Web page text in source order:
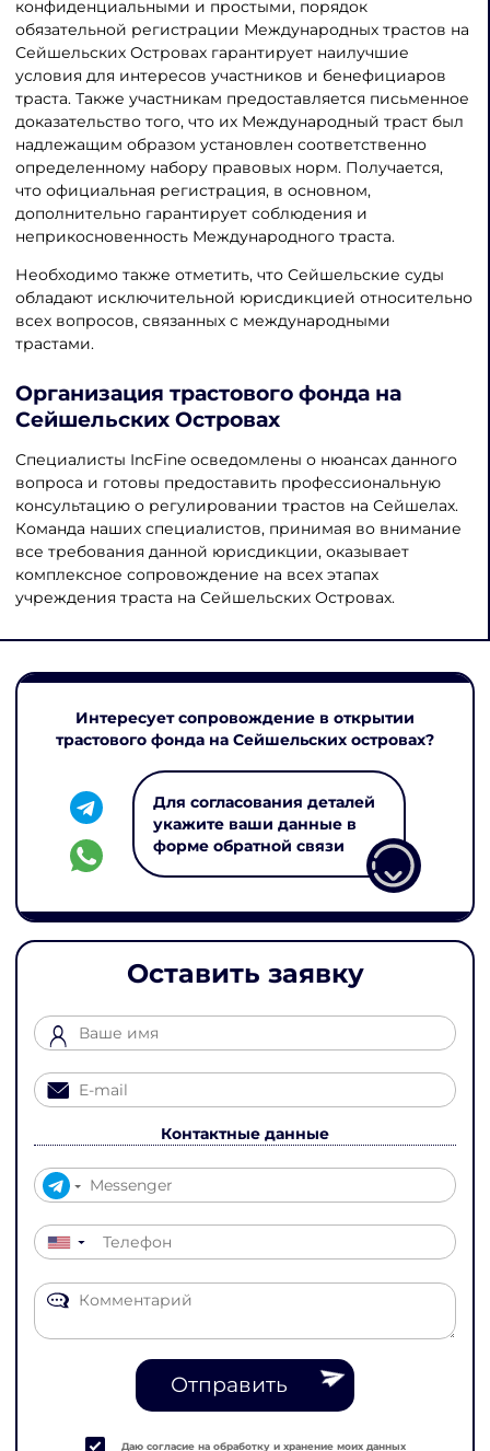
конфиденциальными и простыми, порядок
обязательной регистрации Международных трастов на
Сейшельских Островах гарантирует наилучшие
условия для интересов участников и бенефициаров
траста. Также участникам предоставляется письменное
доказательство того, что их Международный траст был
надлежащим образом установлен соответственно
определенному набору правовых норм. Получается,
что официальная регистрация, в основном,
дополнительно гарантирует соблюдения и
неприкосновенность Международного траста.
Необходимо также отметить, что Сейшельские суды
обладают исключительной юрисдикцией относительно
всех вопросов, связанных с международными
трастами.
Организация трастового фонда на
Сейшельских Островах
Специалисты IncFine осведомлены о нюансах данного
вопроса и готовы предоставить профессиональную
консультацию о регулировании трастов на Сейшелах.
Команда наших специалистов, принимая во внимание
все требования данной юрисдикции, оказывает
комплексное сопровождение на всех этапах
учреждения траста на Сейшельских Островах.
Интересует сопровождение в открытии
трастового фонда на Сейшельских островах?
Для согласования деталей
укажите ваши данные в
форме обратной связи
Оставить заявку
Контактные данные
▼
Отправить
Даю согласие на обработку и хранение моих данных